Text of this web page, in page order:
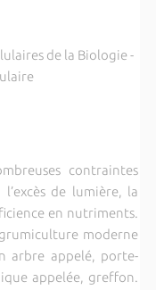
de la Biologie -
contraintes
de lumière, la
en nutriments.
moderne
arbre appelé, porte-
appelée, greffon.